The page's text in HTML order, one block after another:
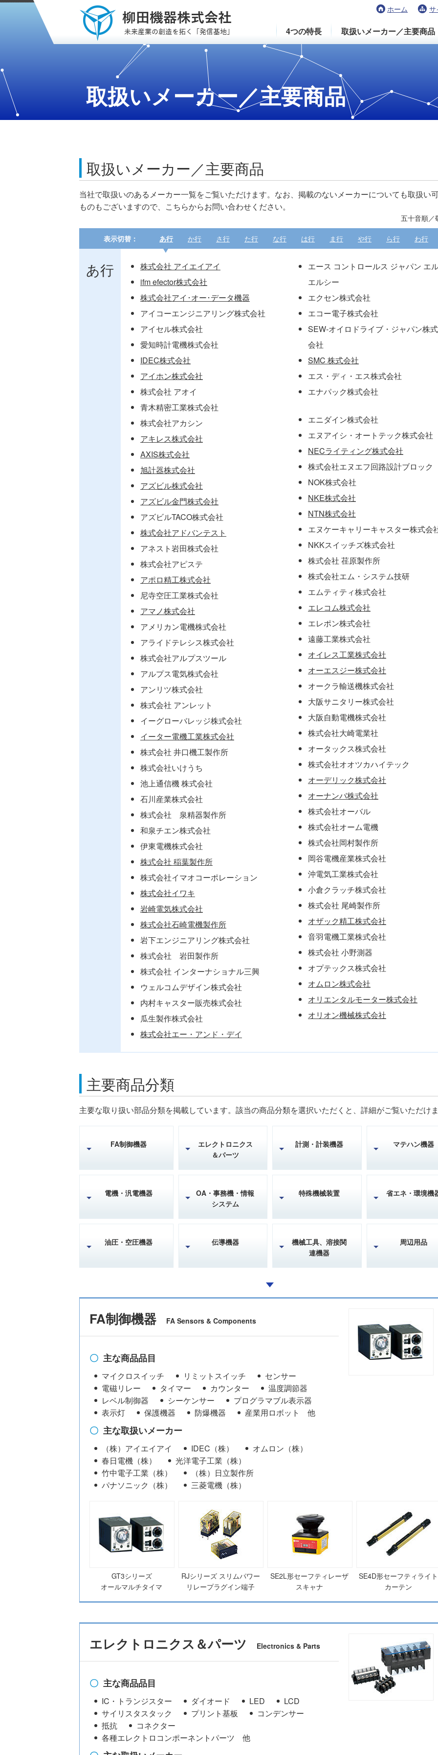
ホーム サ
4つの特長 取扱いメーカー／主要商品
取扱いメーカー／主要商品
取扱いメーカー／主要商品
当社で取扱いのあるメーカー一覧をご覧いただけます。なお、掲載のないメーカーについても取扱い
ものもございますので、こちらからお問い合わせください。
五十音順／
表示切替： あ行 か行 さ行 た行 な行 は行 ま行 や行 ら行 わ行
あ行
株式会社 アイエイアイ
ifm efector株式会社
株式会社アイ･オー･データ機器
アイコーエンジニアリング株式会社
アイセル株式会社
愛知時計電機株式会社
IDEC株式会社
アイホン株式会社
株式会社 アオイ
青木精密工業株式会社
株式会社アカシン
アキレス株式会社
AXIS株式会社
旭計器株式会社
アズビル株式会社
アズビル金門株式会社
アズビルTACO株式会社
株式会社アドバンテスト
アネスト岩田株式会社
株式会社アピステ
アポロ精工株式会社
尼寺空圧工業株式会社
アマノ株式会社
アメリカン電機株式会社
アライドテレシス株式会社
株式会社アルプスツール
アルプス電気株式会社
アンリツ株式会社
株式会社 アンレット
イーグローバレッジ株式会社
イーター電機工業株式会社
株式会社 井口機工製作所
株式会社いけうち
池上通信機 株式会社
石川産業株式会社
株式会社 泉精器製作所
和泉チエン株式会社
伊東電機株式会社
株式会社 稲葉製作所
株式会社イマオコーポレーション
株式会社イワキ
岩崎電気株式会社
株式会社石崎電機製作所
岩下エンジニアリング株式会社
株式会社 岩田製作所
株式会社 インターナショナル三興
ウェルコムデザイン株式会社
内村キャスター販売株式会社
瓜生製作株式会社
株式会社エー・アンド・デイ
エース コントロールス ジャパン エ
エルシー
エクセン株式会社
エコー電子株式会社
SEW-オイロドライブ・ジャパン株式
会社
SMC 株式会社
エス・ディ・エス株式会社
エナパック株式会社
エニダイン株式会社
エヌアイシ・オートテック株式会社
NECライティング株式会社
株式会社エヌエフ回路設計ブロック
NOK株式会社
NKE株式会社
NTN株式会社
エヌケーキャリーキャスター株式会
NKKスイッチズ株式会社
株式会社 荏原製作所
株式会社エム・システム技研
エムティティ株式会社
エレコム株式会社
エレポン株式会社
遠藤工業株式会社
オイレス工業株式会社
オーエスジー株式会社
オークラ輸送機株式会社
大阪サニタリー株式会社
大阪自動電機株式会社
株式会社大崎電業社
オータックス株式会社
株式会社オオツカハイテック
オーデリック株式会社
オーナンバ株式会社
株式会社オーバル
株式会社オーム電機
株式会社岡村製作所
岡谷電機産業株式会社
沖電気工業株式会社
小倉クラッチ株式会社
株式会社 尾崎製作所
オザック精工株式会社
音羽電機工業株式会社
株式会社 小野測器
オプテックス株式会社
オムロン株式会社
オリエンタルモーター株式会社
オリオン機械株式会社
主要商品分類
主要な取り扱い部品分類を掲載しています。該当の商品分類を選択いただくと、詳細がご覧いただけま
FA制御機器
エレクトロニクス
＆パーツ
計測・計装機器 マテハン機器
電機・汎電機器
OA・事務機・情報
システム
特殊機械装置 省エネ・環境機
油圧・空圧機器 伝導機器
機械工具、溶接関
連機器
周辺用品
FA制御機器 FA Sensors & Components
主な商品品目
マイクロスイッチ リミットスイッチ
センサー
電磁リレー
タイマー カウンター
温度調節器
レベル制御器
シーケンサー
プログラマブル表示器
表示灯
保護機器 防爆機器 産業用ロボット 他
主な取扱いメーカー
（株）アイエイアイ IDEC（株）
オムロン（株）
春日電機（株）
光洋電子工業（株）
竹中電子工業（株）
（株）日立製作所
パナソニック（株）
三菱電機（株）
GT3シリーズ
オールマルチタイマ
RJシリーズ スリムパワー
リレープラグイン端子
SE2L形セーフティレーザ
スキャナ
SE4D形セーフティライト
カーテン
エレクトロニクス＆パーツ Electronics & Parts
主な商品品目
IC・トランジスター ダイオード LED
LCD
サイリスタスタック
プリント基板
コンデンサー
抵抗
コネクター
各種エレクトロコンポーネントパーツ 他